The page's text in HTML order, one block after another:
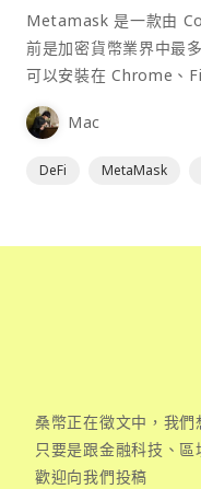
Metamask 是一款由
前是加密貨幣業界中最
可以安裝在 Chrome、
為插件使用，具備許多
Mac
DeFi MetaMask
桑幣正在徵文中，我們
只要是跟金融科技、
歡迎向我們投稿